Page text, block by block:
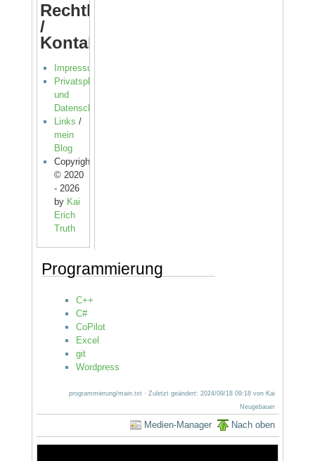
Rechtliches
/
Kontakt(e)
Impressum
Privatsphäre
und
Datenschutz
Links /
mein
Blog
Copyright
© 2020
- 2026
by Kai
Erich
Truth
Programmierung
C++
C#
CoPilot
Excel
git
Wordpress
programmierung/main.txt · Zuletzt geändert:2024/09/18 09:18 von Kai
Neugebauer
Medien-Manager Nach oben